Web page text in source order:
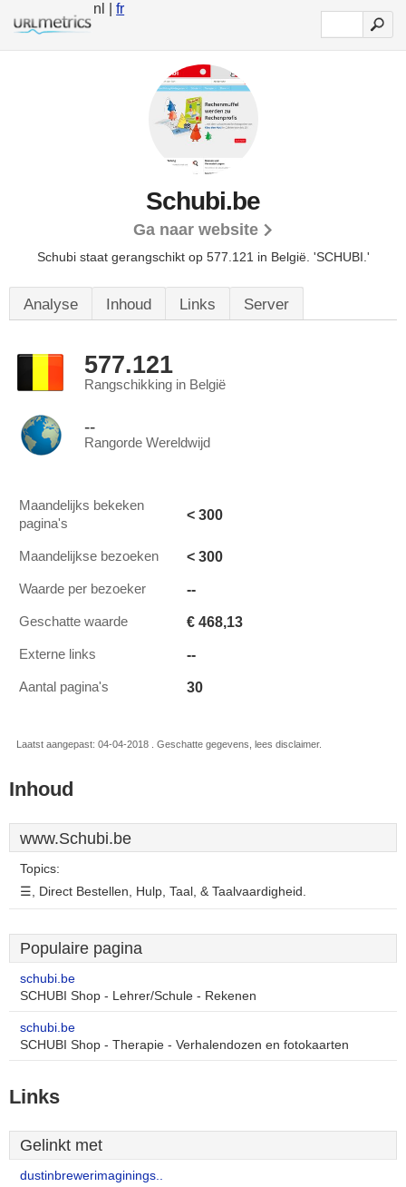
nl |fr
Schubi.be
Ga naar website
Schubi staat gerangschikt op 577.121 in België. 'SCHUBI.'
Analyse Inhoud Links Server
577.121
Rangschikking in België
--
Rangorde Wereldwijd
Maandelijks bekeken
pagina's
< 300
Maandelijkse bezoeken < 300
Waarde per bezoeker --
Geschatte waarde € 468,13
Externe links --
Aantal pagina's 30
Laatst aangepast: 04-04-2018 . Geschatte gegevens, lees disclaimer.
Inhoud
www.Schubi.be
Topics:
☰, Direct Bestellen, Hulp, Taal, & Taalvaardigheid.
Populaire pagina
schubi.be
SCHUBI Shop - Lehrer/Schule - Rekenen
schubi.be
SCHUBI Shop - Therapie - Verhalendozen en fotokaarten
Links
Gelinkt met
dustinbrewerimaginings..